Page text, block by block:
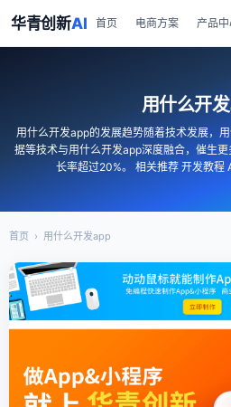
华青创新AI 首页 电商方案 产品
用什么开
用什么开发app的发展趋势随着技术发展，
据等技术与用什么开发app深度融合，催生
长率超过20%。 相关推荐 开发教程
首页 › 用什么开发app